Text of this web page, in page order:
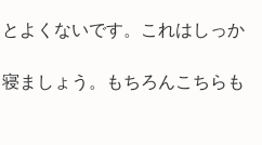
よくないです。これはしっか
ましょう。もちろんこちらも